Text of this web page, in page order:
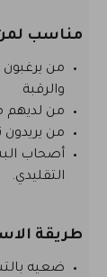
مناسب
من يرغبون
والرقبة
من لديهم
من
أصحاب
التقليدي.
طريقة
ضعيه